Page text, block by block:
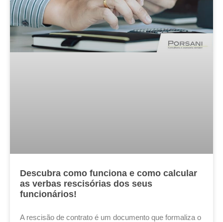
Descubra como funciona e como calcular
as verbas rescisórias dos seus
funcionários!
A rescisão de contrato é um documento que formaliza o